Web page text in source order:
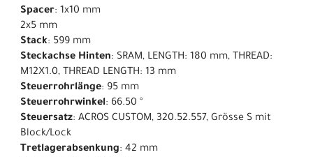
Spacer: 1x10 mm
2x5 mm
Stack: 599 mm
Steckachse Hinten: SRAM, LENGTH: 180 mm, THREAD:
M12X1.0, THREAD LENGTH: 13 mm
Steuerrohrlänge: 95 mm
Steuerrohrwinkel: 66.50 °
Steuersatz: ACROS CUSTOM, 320.52.557, Grösse S mit
Block/Lock
Tretlagerabsenkung: 42 mm